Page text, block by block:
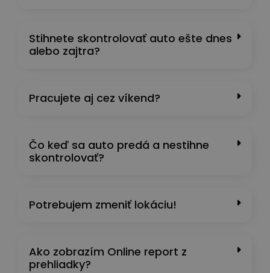
Stihnete skontrolovať auto ešte dnes
alebo zajtra?
Pracujete aj cez víkend?
Čo keď sa auto predá a nestihne
skontrolovať?
Potrebujem zmeniť lokáciu!
Ako zobrazím Online report z
prehliadky?